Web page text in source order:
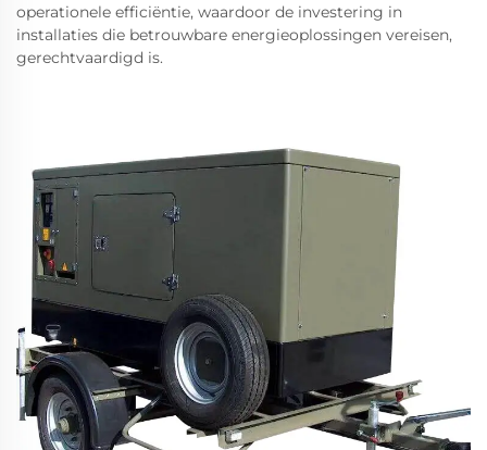
operationele efficiëntie, waardoor de investering in
installaties die betrouwbare energieoplossingen vereisen,
gerechtvaardigd is.